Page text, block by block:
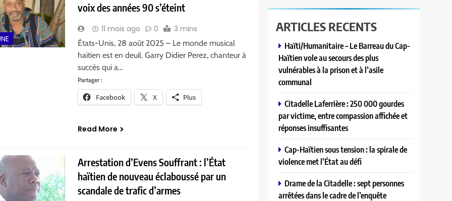
voix des années 90 s’éteint
11 mois ago 0 3 mins
États-Unis, 28 août 2025 – Le monde musical
haïtien est en deuil. Garry Didier Perez, chanteur à
succès qui a…
Partager :
Facebook X Plus
Read More
Arrestation d’Evens Souffrant : l’État
haïtien de nouveau éclaboussé par un
scandale de trafic d’armes
ARTICLES RECENTS
Haïti/Humanitaire – Le Barreau du Cap-
Haïtien vole au secours des plus
vulnérables à la prison et à l’asile
communal
Citadelle Laferrière : 250 000 gourdes
par victime, entre compassion affichée et
réponses insuffisantes
Cap-Haïtien sous tension : la spirale de
violence met l’État au défi
Drame de la Citadelle : sept personnes
arrêtées dans le cadre de l’enquête